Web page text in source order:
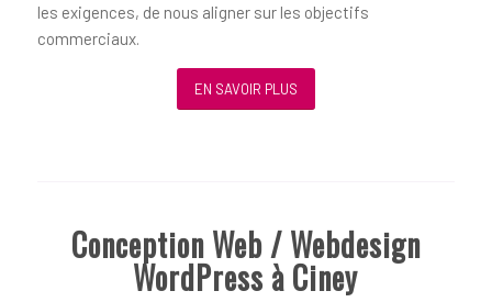
les exigences, de nous aligner sur les objectifs
commerciaux.
EN SAVOIR PLUS
Conception Web / Webdesign
WordPress à Ciney